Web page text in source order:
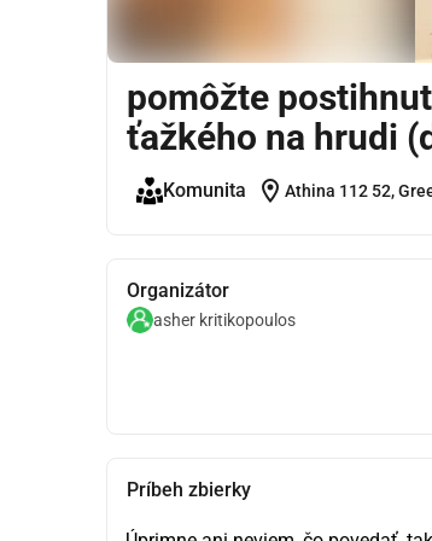
pomôžte
ťažkého na hrudi
Komunita location_on Athina 112 52,
Organizátor
asher kritikopoulos
Príbeh zbierky